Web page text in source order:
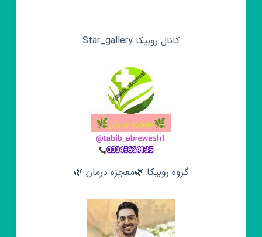
کانال روبیکا Star_gallery
گروه روبیکا 🌿معجزه درمان 🌿